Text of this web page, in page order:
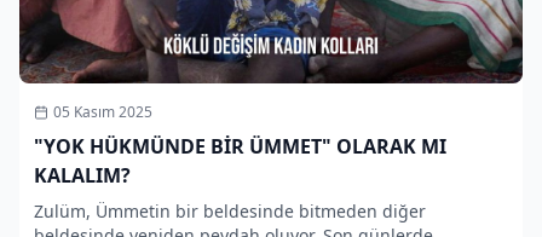
05 Kasım 2025
"YOK HÜKMÜNDE BİR ÜMMET" OLARAK MI
KALALIM?
Zulüm, Ümmetin bir beldesinde bitmeden diğer